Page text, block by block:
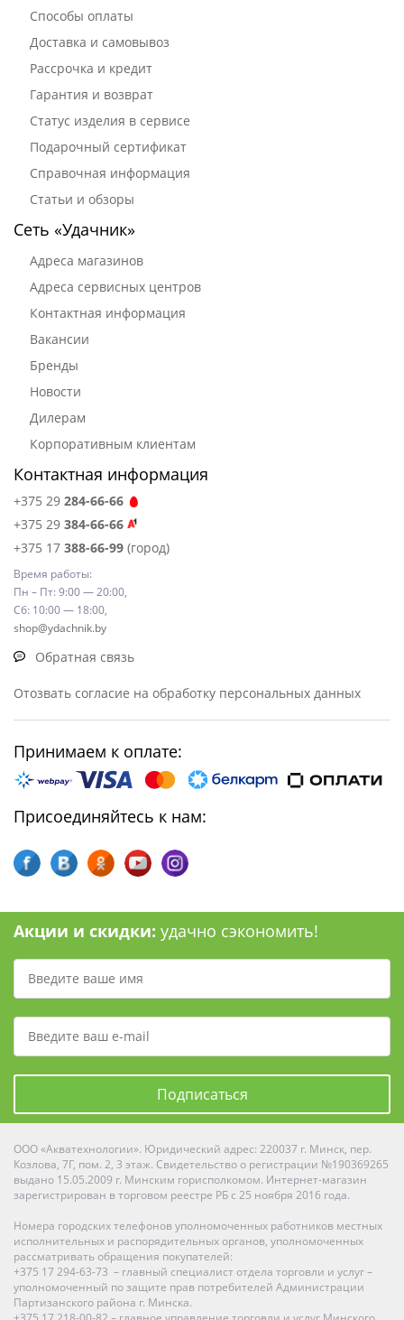
Способы оплаты
Доставка и самовывоз
Рассрочка и кредит
Гарантия и возврат
Статус изделия в сервисе
Подарочный сертификат
Справочная информация
Статьи и обзоры
Сеть «Удачник»
Адреса магазинов
Адреса сервисных центров
Контактная информация
Вакансии
Бренды
Новости
Дилерам
Корпоративным клиентам
Контактная информация
+375 29 284-66-66
+375 29 384-66-66
+375 17 388-66-99 (город)
Время работы:
Пн – Пт: 9:00 — 20:00,
Сб: 10:00 — 18:00,
shop@ydachnik.by
Обратная связь
Отозвать согласие на обработку персональных данных
Принимаем к оплате:
Присоединяйтесь к нам:
Акции и скидки: удачно сэкономить!
Подписаться
ООО «Акватехнологии». Юридический адрес: 220037 г. Минск, пер.
Козлова, 7Г, пом. 2, 3 этаж. Свидетельство о регистрации №190369265
выдано 15.05.2009 г. Минским горисполкомом. Интернет-магазин
зарегистрирован в торговом реестре РБ с 25 ноября 2016 года.
Номера городских телефонов уполномоченных работников местных
исполнительных и распорядительных органов, уполномоченных
рассматривать обращения покупателей:
+375 17 294-63-73 – главный специалист отдела торговли и услуг –
уполномоченный по защите прав потребителей Администрации
Партизанского района г. Минска.